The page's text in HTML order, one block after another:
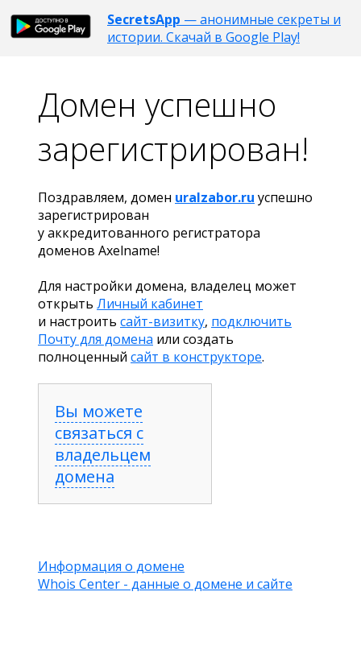
SecretsApp — анонимные секреты и
истории. Скачай в Google Play!
Домен успешно
зарегистрирован!
Поздравляем, домен uralzabor.ru успешно
зарегистрирован
у аккредитованного регистратора
доменов Axelname!
Для настройки домена, владелец может
открыть Личный кабинет
и настроить сайт-визитку, подключить
Почту для домена или создать
полноценный сайт в конструкторе.
Вы можете
связаться с
владельцем
домена
Информация о домене
Whois Center - данные о домене и сайте